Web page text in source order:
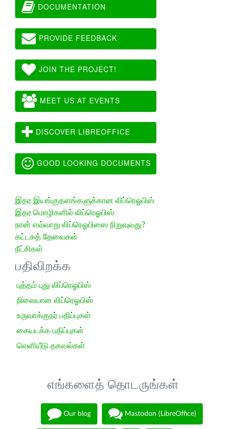
DOCUMENTATION
PROVIDE FEEDBACK
JOIN THE PROJECT!
MEET US AT EVENTS
DISCOVER LIBREOFFICE
GOOD LOOKING DOCUMENTS
இதர இயங்குதளங்களுக்கான லிப்ரெஓபிஸ்
இதர மொழிகளில் லிப்ரெஓபிஸ்
நான் எவ்வாறு லிப்ரெஓபிஸை நிறுவுவது?
கட்டகத் தேவைகள்
நீட்சிகள்
பதிவிறக்க
புத்தம் புது லிப்ரெஓபிஸ்
நிலையான லிப்ரெஓபிஸ்
உருவாக்குநர் பதிப்புகள்
கையடக்க பதிப்புகள்
வெளியீடு தகவல்கள்
எங்களைத் தொடருங்கள்
Our blog Mastodon (LibreOffice)